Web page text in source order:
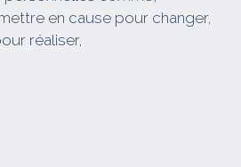
en cause pour changer,
réaliser,